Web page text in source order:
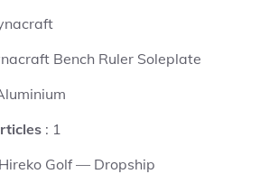
Bench Ruler Soleplate
: 1
Golf — Dropship